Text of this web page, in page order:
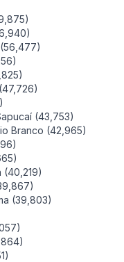
(43,753)
Branco (42,965)
(40,219)
(39,803)